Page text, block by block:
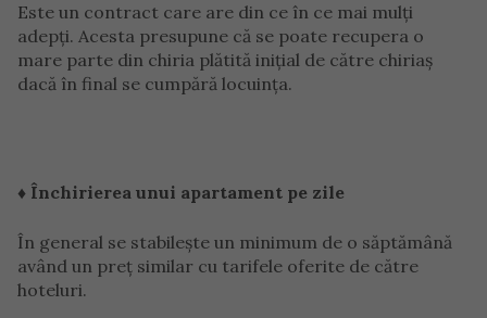
Este un contract care are din ce în ce mai mulţi
adepţi. Acesta presupune că se poate recupera o
mare parte din chiria plătită iniţial de către chiriaş
dacă în final se cumpără locuința.
♦ Închirierea unui apartament pe zile
În general se stabileşte un minimum de o săptămână
având un preţ similar cu tarifele oferite de către
hoteluri.